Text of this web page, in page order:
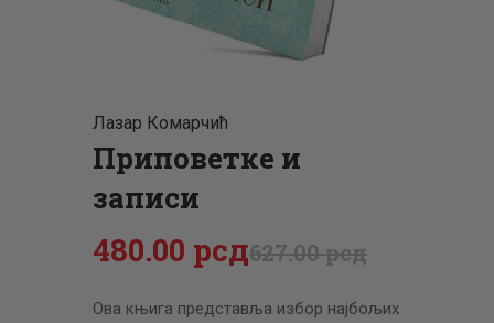
ЦЕНОВНИК
Лазар Комарчић
Приповетке и
записи
627.00рсд
480.00 рсд
Ова књига представља избор најбољих